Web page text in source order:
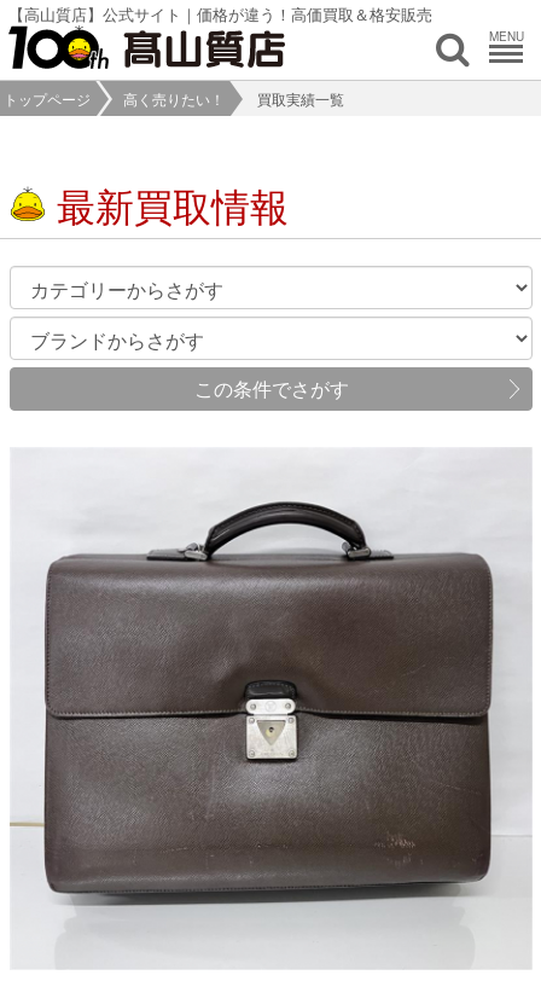
【高山質店】公式サイト｜価格が違う！高価買取＆格安販売
MENU
トップページ 高く売りたい！ 買取実績一覧
最新買取情報
この条件でさがす